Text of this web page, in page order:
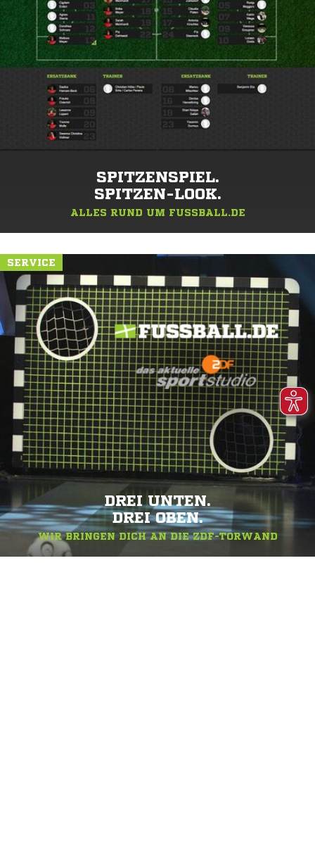
SPITZENSPIEL.
SPITZEN-LOOK.
ALLES RUND UM FUSSBALL.DE
SERVICE
DREI UNTEN.
DREI OBEN.
WIR BRINGEN DICH AN DIE ZDF-TORWAND